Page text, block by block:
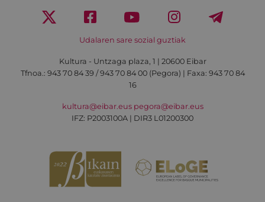
Udalaren sare sozial guztiak
Kultura - Untzaga plaza, 1 | 20600 Eibar
Tfnoa.: 943 70 84 39 / 943 70 84 00 (Pegora) | Faxa: 943 70 84
16
kultura@eibar.eus pegora@eibar.eus
IFZ: P2003100A | DIR3 L01200300